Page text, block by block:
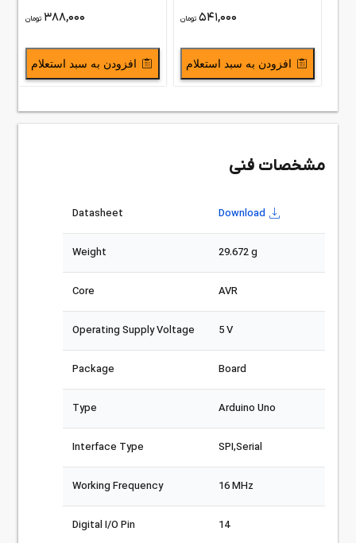
388,000 تومان
افزودن به سبد استعلام
541,000 تومان
افزودن به سبد استعلام
مشخصات فنی
Datasheet Download
Weight 29.672 g
Core AVR
Operating Supply Voltage 5 V
Package Board
Type Arduino Uno
Interface Type SPI,Serial
Working Frequency 16 MHz
Digital I/O Pin 14